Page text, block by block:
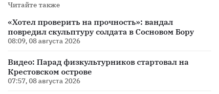
Читайте также
«Хотел проверить на прочность»: вандал
повредил скульптуру солдата в Сосновом Бору
08:09, 08 августа 2026
Видео: Парад физкультурников стартовал на
Крестовском острове
07:57, 08 августа 2026